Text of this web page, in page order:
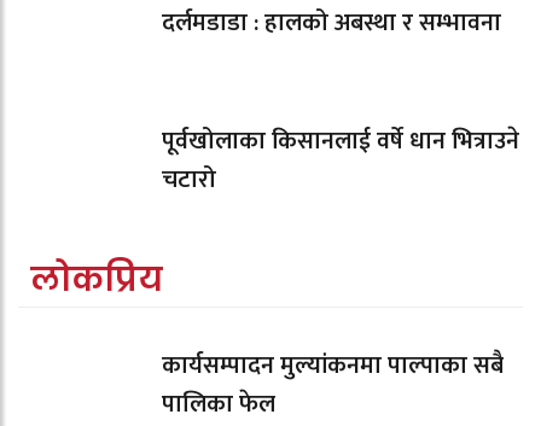
दर्लमडाडा : हालको अबस्था र सम्भावना
पूर्वखोलाका किसानलाई वर्षे धान भित्राउने
चटारो
लोकप्रिय
कार्यसम्पादन मुल्यांकनमा पाल्पाका सबै
पालिका फेल